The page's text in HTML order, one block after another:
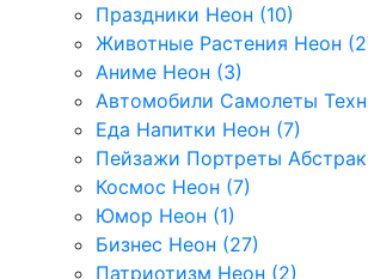
Праздники Неон (10)
Животные Растения Неон
Аниме Неон (3)
Автомобили Самолеты
Еда Напитки Неон (7)
Пейзажи Портреты
Космос Неон (7)
Юмор Неон (1)
Бизнес Неон (27)
Патриотизм Неон (2)